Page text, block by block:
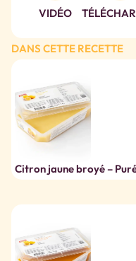
VIDÉO
DANS CETTE RECETTE
Citron jaune broyé –